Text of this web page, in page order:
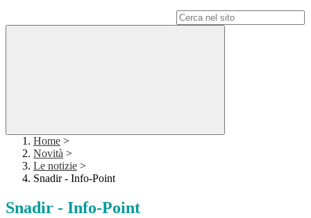
Home >
Novità >
Le notizie >
Snadir - Info-Point
Snadir - Info-Point